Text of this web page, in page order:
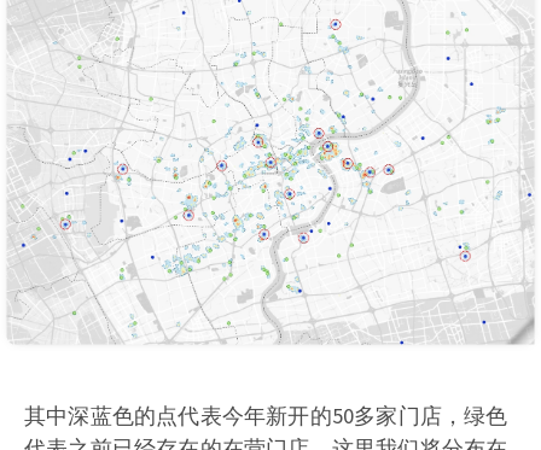
其中深蓝色的点代表今年新开的50多家门店，绿色